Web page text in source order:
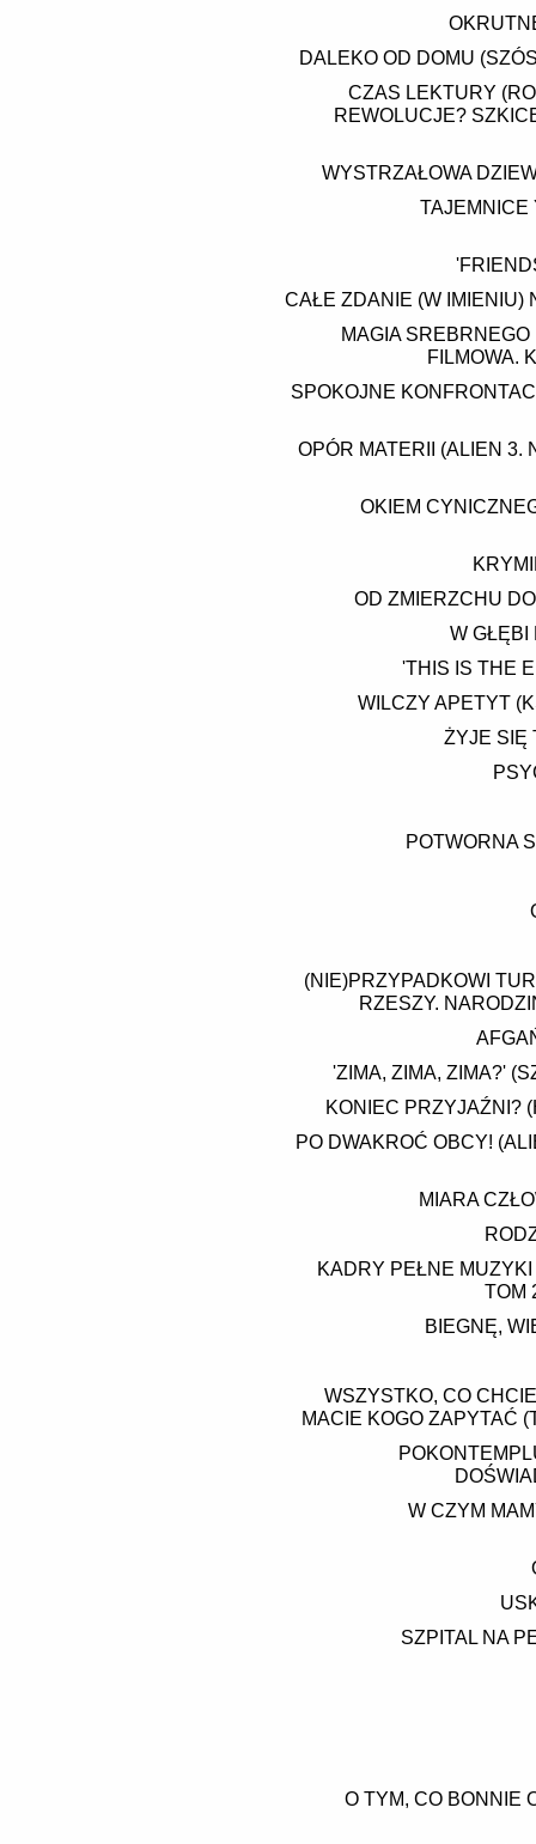
DALEKO OD DOMU
CZAS LEKTURY
REWOLUCJE?
WYSTRZAŁOWA
TAJEMNICE
CAŁE ZDANIE (W IMIENIU)
MAGIA
FILMOWA.
SPOKOJNE
OPÓR MATERII (ALIEN 3.
OKIEM
OD ZMIERZCHU
W GŁĘBI
'THIS IS THE
WILCZY APETYT
ŻYJE SIĘ
POTWORNA
(NIE)PRZYPADKOWI
RZESZY.
'ZIMA, ZIMA, ZIMA?'
KONIEC PRZYJAŹNI?
PO DWAKROĆ OBCY!
MIARA
KADRY PEŁNE
TOM
BIEGNĘ,
WSZYSTKO, CO
MACIE KOGO ZAPYTAĆ
W CZYM
SZPITAL NA
O TYM, CO BONNIE